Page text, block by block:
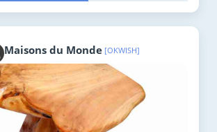
Maisons du Monde [OKWISH]